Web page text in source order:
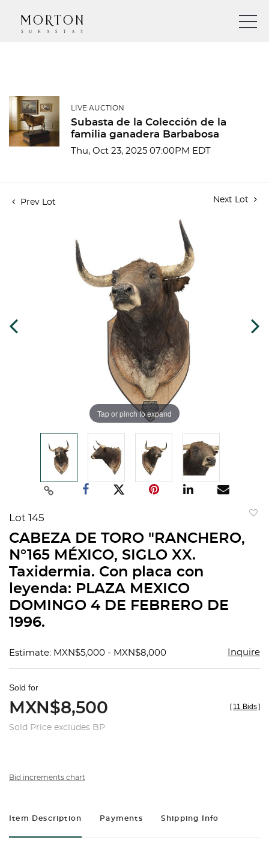
LIVE AUCTION
Subasta de la Colección de la
familia ganadera Barbabosa
Thu, Oct 23, 2025 07:00PM EDT
Prev Lot Next Lot
Tap or pinch to expand
Lot 145
CABEZA DE TORO "RANCHERO,
N°165 MÉXICO, SIGLO XX.
Taxidermia. Con placa con
leyenda: PLAZA MEXICO
DOMINGO 4 DE FEBRERO DE
1996.
Estimate: MXN$5,000 - MXN$8,000 Inquire
Sold for
MXN$8,500
Sold Price excludes BP
[ 11 Bids]
Bid increments chart
Item Description Payments Shipping Info